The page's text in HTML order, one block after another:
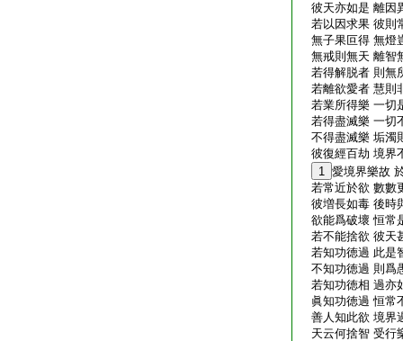
彼天亦如是 離因
若以因求果 彼則
無子果叵得 無燈
無戒則無天 離智
若得解脱者 則無
若離欲愛者 慧則
若業所得樂 一切
若得盡滅樂 一切
不得盡滅樂 垢濁
彼復經百劫 境界
1 愛境界樂故
若常近於欲 數數
彼増長如毒 後時
欲能爲破壞 恒常
若不能捨欲 彼天
若知功徳過 此是
不知功徳過 則爲
若知功徳相 過亦
眞知功徳過 恒常
善人知此欲 境界
天云何捨智 受行